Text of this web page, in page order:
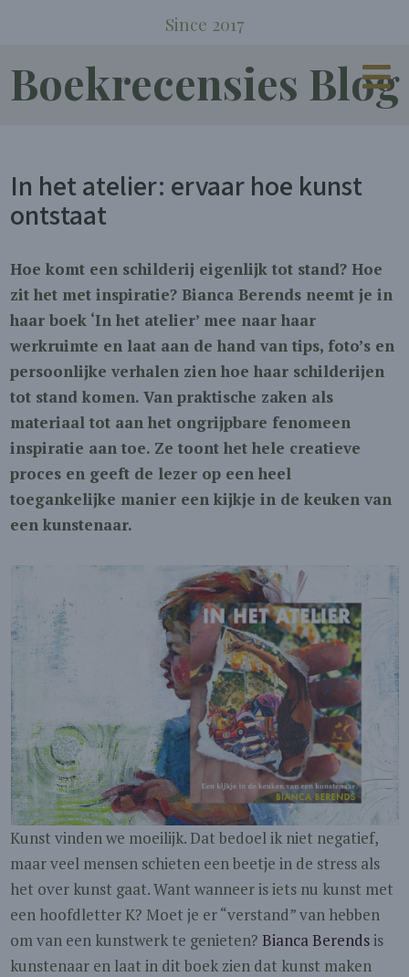
Since 2017
Boekrecensies Blog
In het atelier: ervaar hoe kunst
ontstaat
Hoe komt een schilderij eigenlijk tot stand? Hoe
zit het met inspiratie? Bianca Berends neemt je in
haar boek ‘In het atelier’ mee naar haar
werkruimte en laat aan de hand van tips, foto’s en
persoonlijke verhalen zien hoe haar schilderijen
tot stand komen. Van praktische zaken als
materiaal tot aan het ongrijpbare fenomeen
inspiratie aan toe. Ze toont het hele creatieve
proces en geeft de lezer op een heel
toegankelijke manier een kijkje in de keuken van
een kunstenaar.
Kunst vinden we moeilijk. Dat bedoel ik niet negatief,
maar veel mensen schieten een beetje in de stress als
het over kunst gaat. Want wanneer is iets nu kunst met
een hoofdletter K? Moet je er “verstand” van hebben
om van een kunstwerk te genieten?Bianca Berendsis
kunstenaar en laat in dit boek zien dat kunst maken